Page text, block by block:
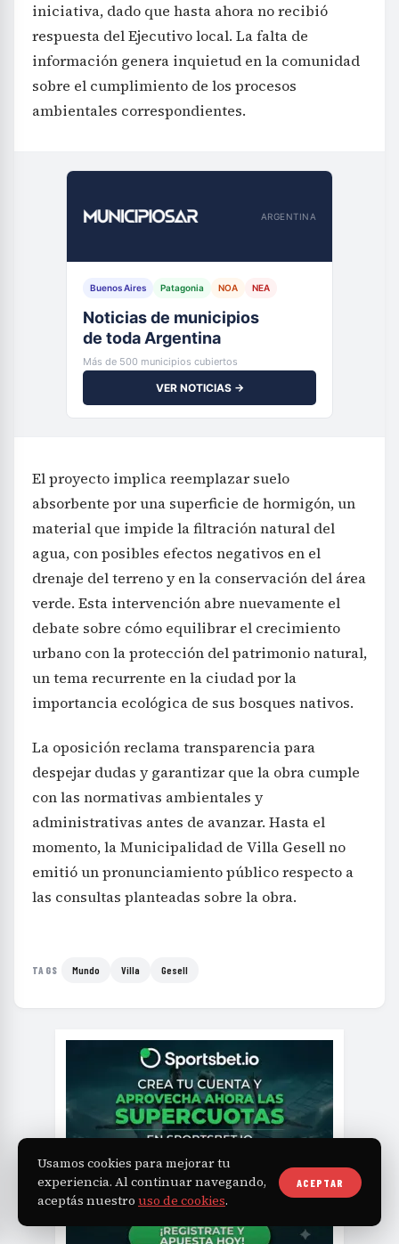
iniciativa, dado que hasta ahora no recibió
respuesta del Ejecutivo local. La falta de
información genera inquietud en la comunidad
sobre el cumplimiento de los procesos
ambientales correspondientes.
ARGENTINA
Buenos Aires Patagonia NOA NEA
Noticias de municipios
de toda Argentina
Más de 500 municipios cubiertos
VER NOTICIAS →
El proyecto implica reemplazar suelo
absorbente por una superficie de hormigón, un
material que impide la filtración natural del
agua, con posibles efectos negativos en el
drenaje del terreno y en la conservación del área
verde. Esta intervención abre nuevamente el
debate sobre cómo equilibrar el crecimiento
urbano con la protección del patrimonio natural,
un tema recurrente en la ciudad por la
importancia ecológica de sus bosques nativos.
La oposición reclama transparencia para
despejar dudas y garantizar que la obra cumple
con las normativas ambientales y
administrativas antes de avanzar. Hasta el
momento, la Municipalidad de Villa Gesell no
emitió un pronunciamiento público respecto a
las consultas planteadas sobre la obra.
TAGS Mundo Villa Gesell
Usamos cookies para mejorar tu
experiencia. Al continuar navegando,
aceptás nuestro uso de cookies.
ACEPTAR